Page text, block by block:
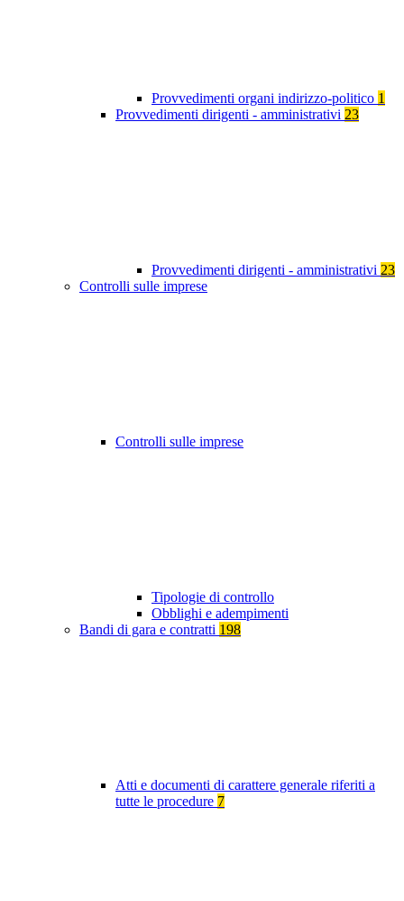
Provvedimenti organi indirizzo-politico 1
Provvedimenti dirigenti - amministrativi 23
Provvedimenti dirigenti - amministrativi 23
Controlli sulle imprese
Controlli sulle imprese
Tipologie di controllo
Obblighi e adempimenti
Bandi di gara e contratti 198
Atti e documenti di carattere generale riferiti a
tutte le procedure 7